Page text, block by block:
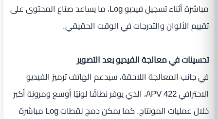
مباشرة أثناء تسجيل فيديو Log، ما يساعد صناع المحتوى على
تقييم الألوان والتدرجات في الوقت الحقيقي.
تحسينات في معالجة الفيديو بعد التصوير
في جانب المعالجة اللاحقة، سيدعم الهاتف ترميز الفيديو
الاحترافي APV 422، الذي يوفر نطاقًا لونيًا أوسع ومرونة أكبر
خلال عمليات المونتاج. كما يمكن دمج لقطات Log مباشرة